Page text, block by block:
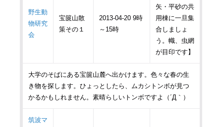
野生動
物研究
会
宝篋山散
策その１
2013-04-20 9時
～15時
矢・平砂の共
用棟に一旦集
合しましょ
う。幟、虫網
が目印です】
大学のそばにある宝篋山麓へ出かけます。色々な春の生
き物を探します。ひょっとしたら、ムカシトンボが見つ
かるかもしれません。素晴らしいトンボですよ（´Д｀）
筑波マ